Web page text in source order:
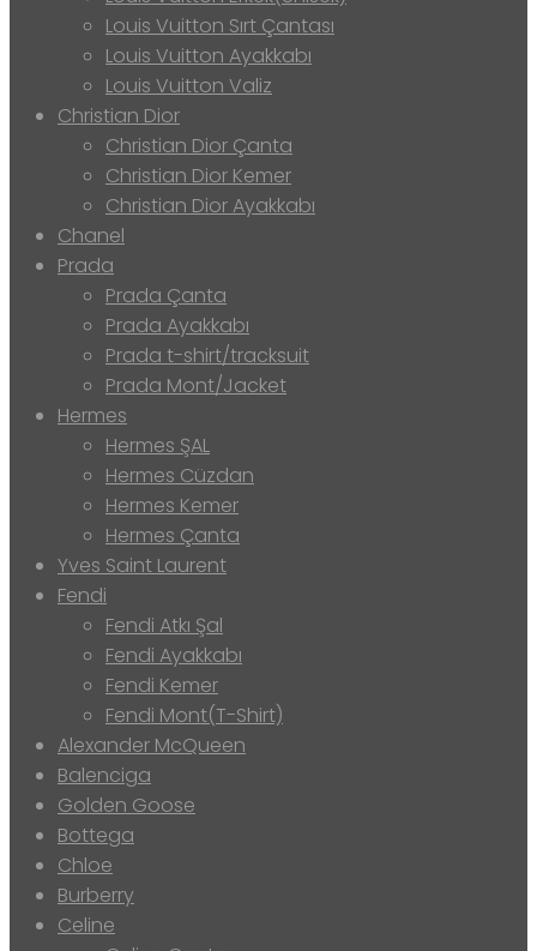
Louis Vuitton Sırt Çantası
Louis Vuitton Ayakkabı
Louis Vuitton Valiz
Christian Dior
Christian Dior Çanta
Christian Dior Kemer
Christian Dior Ayakkabı
Chanel
Prada
Prada Çanta
Prada Ayakkabı
Prada t-shirt/tracksuit
Prada Mont/Jacket
Hermes
Hermes ŞAL
Hermes Cüzdan
Hermes Kemer
Hermes Çanta
Yves Saint Laurent
Fendi
Fendi Atkı Şal
Fendi Ayakkabı
Fendi Kemer
Fendi Mont(T-Shirt)
Alexander McQueen
Balenciga
Golden Goose
Bottega
Chloe
Burberry
Celine